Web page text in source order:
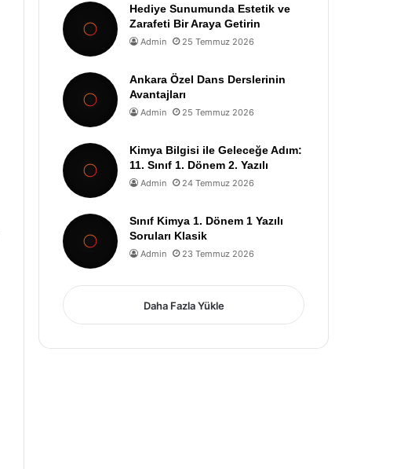
Hediye Sunumunda Estetik ve
Zarafeti Bir Araya Getirin
Admin 25 Temmuz 2026
Ankara Özel Dans Derslerinin
Avantajları
Admin 25 Temmuz 2026
Kimya Bilgisi ile Geleceğe Adım:
11. Sınıf 1. Dönem 2. Yazılı
Admin 24 Temmuz 2026
Sınıf Kimya 1. Dönem 1 Yazılı
Soruları Klasik
Admin 23 Temmuz 2026
Daha Fazla Yükle